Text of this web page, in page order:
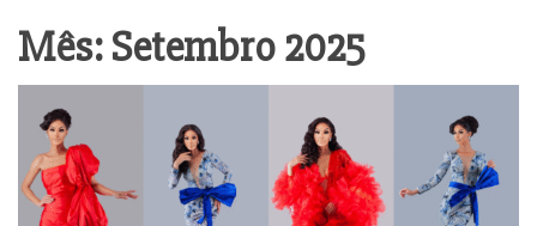
Mês:Setembro 2025